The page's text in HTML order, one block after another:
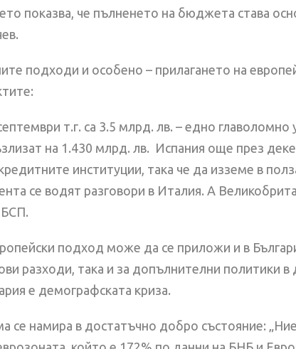
показва, че пълненето на бюджета става
подходи и особено – прилагането на
т.г. са 3.5 млрд. лв. – едно
на 1.430 млрд. лв. Испания още през
институции, така че да изземе в
се водят разговори в Италия. А
подход може да се приложи и в
разходи, така и за допълнителни политики
е демографската криза.
се намира в достатъчно добро състояние: